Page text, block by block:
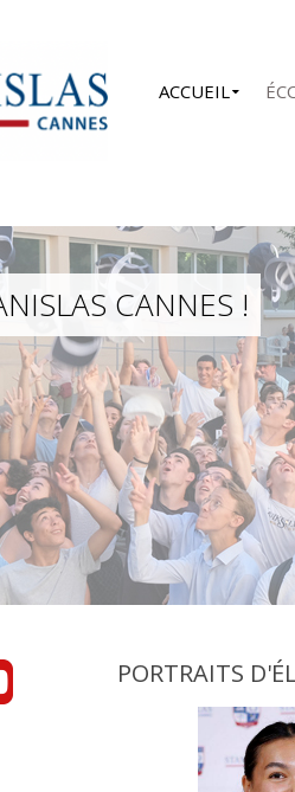
ACCUEIL
CANNES !
PORTRAITS